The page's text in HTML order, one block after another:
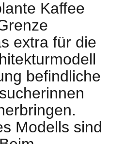
Kaffee
extra für die
befindliche
Modells sind